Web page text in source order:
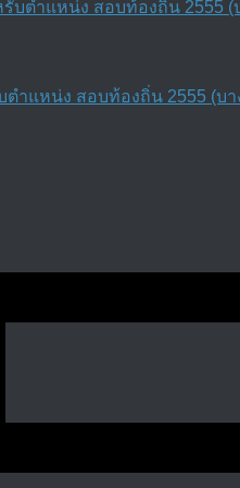
ำแหน่ง สอบท้องถิ่น 2555 (บ